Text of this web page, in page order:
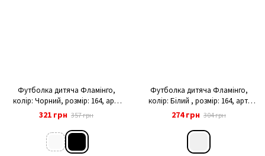
Футболка дитяча Фламінго,
колір: Чорний, розмір: 164, арт.
778-412
321 грн 357 грн
Футболка дитяча Фламінго,
колір: Білий , розмір: 164, арт.
778-122
274 грн 304 грн